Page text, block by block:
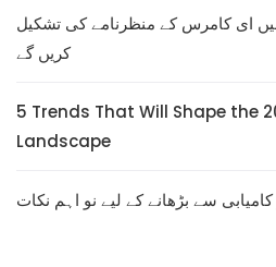
رجحانات جو 2026 میں ای کامرس کے منظرنامے کی تشکیل
کریں گے
5 Trends That Will Shape the
Landscape
کامیابی سے بڑھانے کے لیے نو اہم نکات